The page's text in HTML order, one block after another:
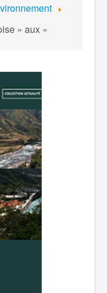
» aux «